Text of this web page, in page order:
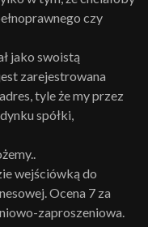
czy
jako swoistą
zarejestrowana
tyle że my przez
spółki,
wejściówką do
Ocena 7 za
zaproszeniowa.